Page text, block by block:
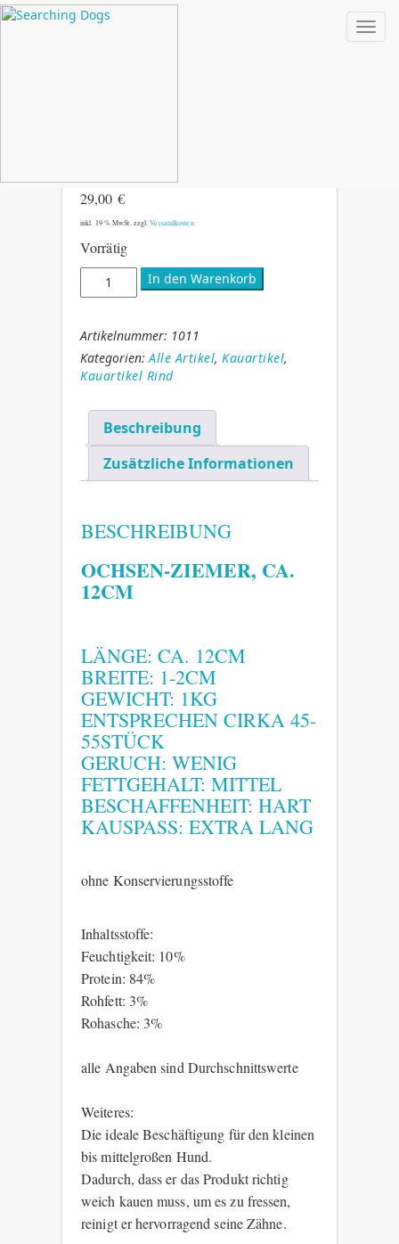
29,00 €
inkl. 19 % MwSt. zzgl.Versandkosten
Vorrätig
Rinder
Ochsenziemer
Stk
12cm
Menge
In den Warenkorb
Artikelnummer: 1011
Kategorien:Alle Artikel, Kauartikel,
Kauartikel Rind
Beschreibung
Zusätzliche Informationen
BESCHREIBUNG
OCHSEN-ZIEMER, CA.
12CM
LÄNGE: CA. 12CM
BREITE: 1-2CM
GEWICHT: 1KG
ENTSPRECHEN CIRKA 45-
55STÜCK
GERUCH: WENIG
FETTGEHALT: MITTEL
BESCHAFFENHEIT: HART
KAUSPASS: EXTRA LANG
ohne Konservierungsstoffe
Inhaltsstoffe:
Feuchtigkeit: 10%
Protein: 84%
Rohfett: 3%
Rohasche: 3%
alle Angaben sind Durchschnittswerte
Weiteres:
Die ideale Beschäftigung für den kleinen
bis mittelgroßen Hund.
Dadurch, dass er das Produkt richtig
weich kauen muss, um es zu fressen,
reinigt er hervorragend seine Zähne.